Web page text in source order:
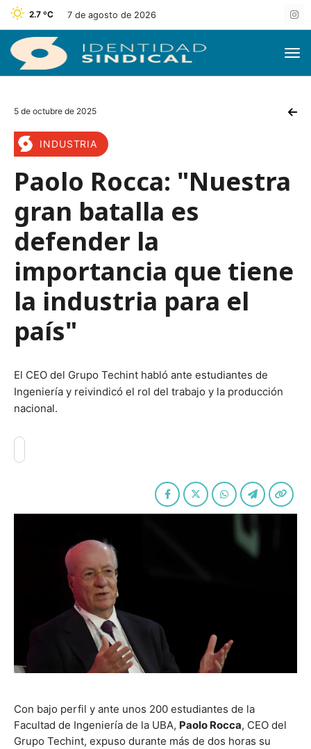
2.7 ºC 7 de agosto de 2026
5 de octubre de 2025
INDUSTRIA
Paolo Rocca: "Nuestra
gran batalla es
defender la
importancia que tiene
la industria para el
país"
El CEO del Grupo Techint habló ante estudiantes de
Ingeniería y reivindicó el rol del trabajo y la producción
nacional.
Con bajo perfil y ante unos 200 estudiantes de la
Facultad de Ingeniería de la UBA, Paolo Rocca, CEO del
Grupo Techint, expuso durante más de dos horas su